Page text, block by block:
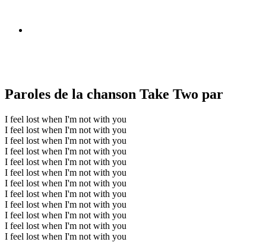
Paroles de la chanson Take Two par
I feel lost when I'm not with you
I feel lost when I'm not with you
I feel lost when I'm not with you
I feel lost when I'm not with you
I feel lost when I'm not with you
I feel lost when I'm not with you
I feel lost when I'm not with you
I feel lost when I'm not with you
I feel lost when I'm not with you
I feel lost when I'm not with you
I feel lost when I'm not with you
I feel lost when I'm not with you